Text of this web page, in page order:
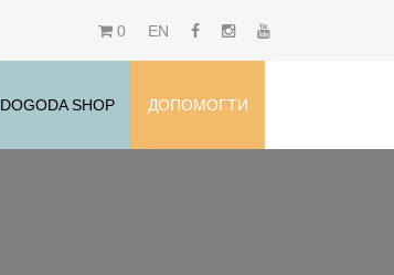
0 EN
DOGODA SHOP ДОПОМОГТИ